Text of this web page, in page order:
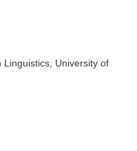
Linguistics, University of